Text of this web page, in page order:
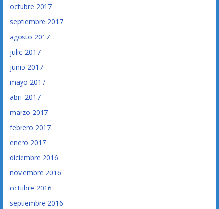
octubre 2017
septiembre 2017
agosto 2017
julio 2017
junio 2017
mayo 2017
abril 2017
marzo 2017
febrero 2017
enero 2017
diciembre 2016
noviembre 2016
octubre 2016
septiembre 2016